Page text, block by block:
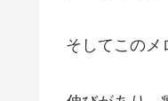
そしてこのメ